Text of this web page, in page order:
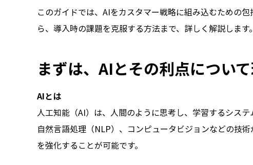
このガイドでは、AIをカスタマー戦略に組み込むための
ら、導入時の課題を克服する方法まで、詳しく解説します。
まずは、AIとその利点につい
AIとは
人工知能（AI）は、人間のように思考し、学習するシス
自然言語処理（NLP）、コンピュータビジョンなどの技
を強化することが可能です。